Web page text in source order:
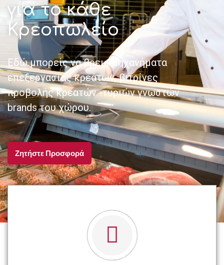
για το κάθε
Κρεοπωλείο
Εδώ μπορείς να βρεις μηχανήματα
επεξεργασίας κρεάτων, βιτρίνες
προβολής κρεατών -τυριών γνωστών
brands του χώρου.
Ζητήστε Προσφορά